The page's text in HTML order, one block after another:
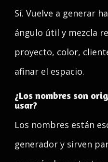
Sí. Vuelve a generar
ángulo útil y mezcla
proyecto, color,
afinar el espacio.
¿Los nombres son
usar?
Los nombres están
generador y sirven